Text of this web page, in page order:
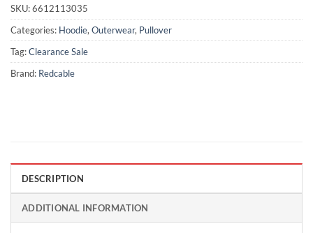
SKU:6612113035
Categories: Hoodie,Outerwear, Pullover
Tag:Clearance Sale
Brand: Redcable
DESCRIPTION
ADDITIONAL INFORMATION